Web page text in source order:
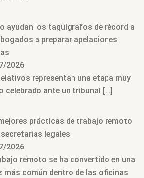
ayudan los taquígrafos de récord a
a preparar apelaciones
2026
representan una etapa muy
celebrado ante un tribunal […]
prácticas de trabajo remoto
legales
2026
remoto se ha convertido en una
más común dentro de las oficinas